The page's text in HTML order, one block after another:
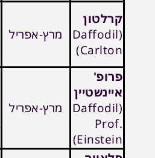
קרלטון
(Daffodil
Carlton)
מרץ-אפריל
פרופ'
איינשטיין
(Daffodil
Prof.
Einstein)
מרץ-אפריל